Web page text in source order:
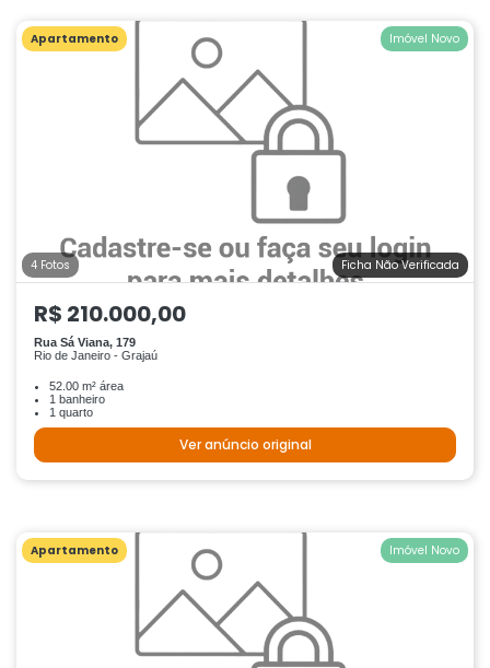
Apartamento
4 Fotos Ficha Não Verificada
Imóvel Novo
R$ 210.000,00
Rua Sá Viana, 179
Rio de Janeiro - Grajaú
52.00 m² área
1 banheiro
1 quarto
Ver anúncio original
Apartamento Imóvel Novo